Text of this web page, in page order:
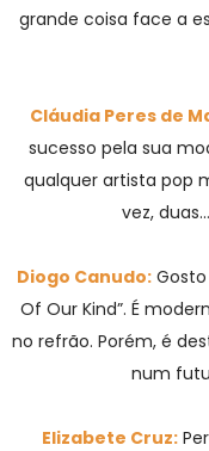
grande coisa face a
Cláudia Peres de
sucesso pela sua
qualquer artista pop
vez,
Diogo Canudo:Gosto
Of Our Kind”. É
no refrão. Porém, é
num
Elizabete Cruz: